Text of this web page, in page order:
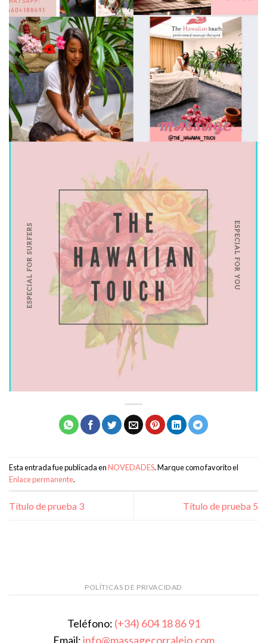
Esta entrada fue publicada enNOVEDADES. Marque como favorito el
Enlace permanente.
Título de prueba 3 Título de prueba 5
POLÍTICAS DE PRIVACIDAD
Teléfono: (+34) 604 18 86 91
Email:info@massagecorralejo.com